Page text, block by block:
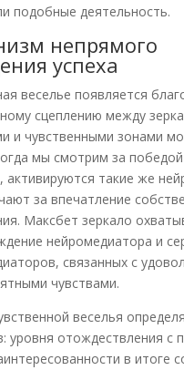
подобные деятельность.
непрямого
успеха
веселье появляется
сцеплению между
и чувственными зонами
мы смотрим за
активируются такие же
за впечатление
Максбет зеркало
нейромедиатора и
связанных с
чувствами.
веселья
уровня отождествления с
в итоге